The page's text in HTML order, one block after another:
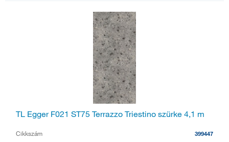
TL Egger F021 ST75 Terrazzo Triestino szürke 4,1 m
Cikkszám 399447